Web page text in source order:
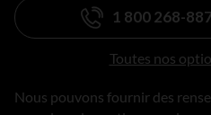
1 800 268-
Toutes nos
Nous pouvons fournir des